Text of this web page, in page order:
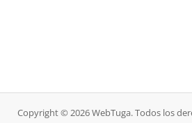
Copyright © 2026 WebTuga. Todos los